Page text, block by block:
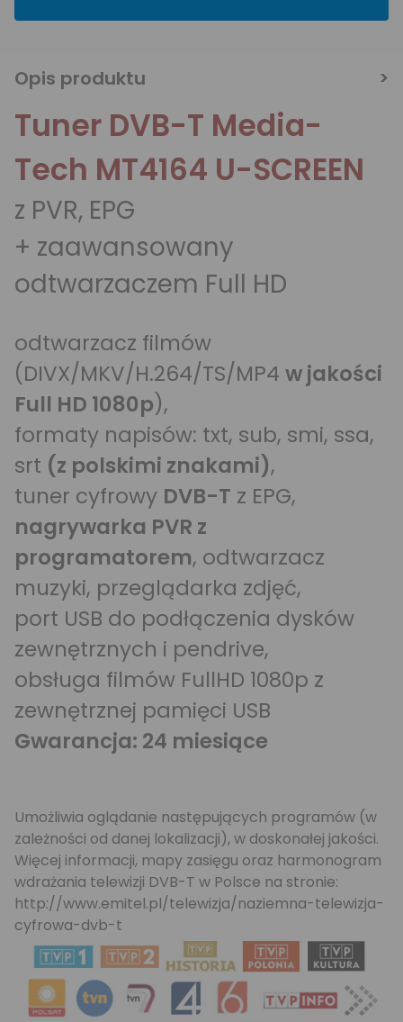
Opis produktu
Tuner DVB-T Media-
Tech MT4164 U-SCREEN
z PVR, EPG
+ zaawansowany
odtwarzaczem Full HD
odtwarzacz filmów
(DIVX/MKV/H.264/TS/MP4 w jakości
Full HD 1080p),
formaty napisów: txt, sub, smi, ssa,
srt (z polskimi znakami),
tuner cyfrowy DVB-T z EPG,
nagrywarka PVR z
programatorem, odtwarzacz
muzyki, przeglądarka zdjęć,
port USB do podłączenia dysków
zewnętrznych i pendrive,
obsługa filmów FullHD 1080p z
zewnętrznej pamięci USB
Gwarancja: 24 miesiące
Umożliwia oglądanie następujących programów (w
zależności od danej lokalizacji), w doskonałej jakości.
Więcej informacji, mapy zasięgu oraz harmonogram
wdrażania telewizji DVB-T w Polsce na stronie:
http://www.emitel.pl/telewizja/naziemna-telewizja-
cyfrowa-dvb-t